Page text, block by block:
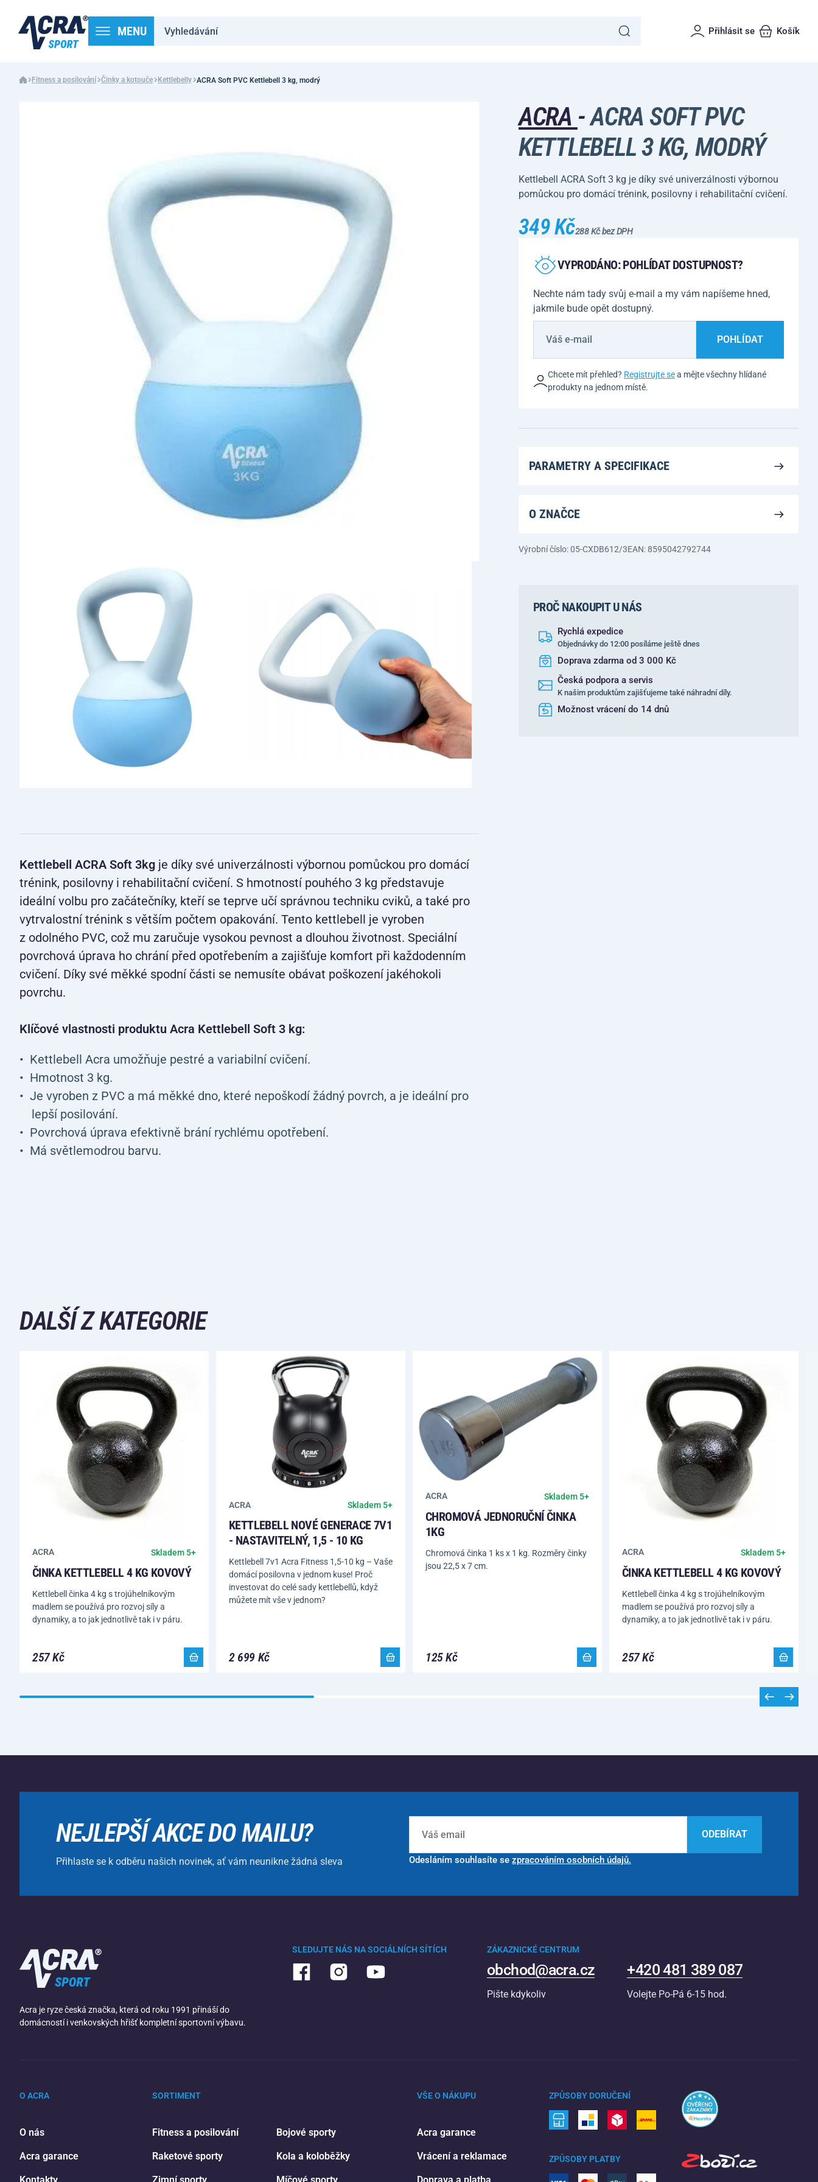
MENU Přihlásit se Košík
Fitness a posilování Činky a kotouče Kettlebelly ACRA Soft PVC Kettlebell 3 kg, modrý
ACRA -ACRA SOFT PVC
KETTLEBELL 3 KG, MODRÝ
Kettlebell ACRA Soft 3 kg je díky své univerzálnosti výbornou
pomůckou pro domácí trénink, posilovny i rehabilitační cvičení.
349 Kč288 Kč bez DPH
VYPRODÁNO: POHLÍDAT DOSTUPNOST?
Nechte nám tady svůj e-mail a my vám napíšeme hned,
jakmile bude opět dostupný.
POHLÍDAT
Chcete mít přehled? Registrujte sea mějte všechny hlídané
produkty na jednom místě.
PARAMETRY A SPECIFIKACE
O ZNAČCE
Výrobní číslo: 05-CXDB612/3EAN: 8595042792744
PROČ NAKOUPIT U NÁS
Rychlá expedice
Objednávky do 12:00 posíláme ještě dnes
Doprava zdarma od 3 000 Kč
Česká podpora a servis
K našim produktům zajišťujeme také náhradní díly.
Možnost vrácení do 14 dnů
Kettlebell ACRA Soft 3kg je díky své univerzálnosti výbornou pomůckou pro domácí
trénink, posilovny i rehabilitační cvičení. S hmotností pouhého 3 kg představuje
ideální volbu pro začátečníky, kteří se teprve učí správnou techniku cviků, a také pro
vytrvalostní trénink s větším počtem opakování. Tento kettlebell je vyroben
z odolného PVC, což mu zaručuje vysokou pevnost a dlouhou životnost. Speciální
povrchová úprava ho chrání před opotřebením a zajišťuje komfort při každodenním
cvičení. Díky své měkké spodní části se nemusíte obávat poškození jakéhokoli
povrchu.
Klíčové vlastnosti produktu Acra Kettlebell Soft 3 kg:
Kettlebell Acra umožňuje pestré a variabilní cvičení.
Hmotnost 3 kg.
Je vyroben z PVC a má měkké dno, které nepoškodí žádný povrch, a je ideální pro
lepší posilování.
Povrchová úprava efektivně brání rychlému opotřebení.
Má světlemodrou barvu.
DALŠÍ Z KATEGORIE
ACRA Skladem 5+
ČINKA KETTLEBELL 4 KG KOVOVÝ
Kettlebell činka 4 kg s trojúhelníkovým
madlem se používá pro rozvoj síly a
dynamiky, a to jak jednotlivě tak i v páru.
257 Kč
ACRA Skladem 5+
KETTLEBELL NOVÉ GENERACE 7V1
- NASTAVITELNÝ, 1,5 - 10 KG
Kettlebell 7v1 Acra Fitness 1,5-10 kg – Vaše
domácí posilovna v jednom kuse! Proč
investovat do celé sady kettlebellů, když
můžete mít vše v jednom?
2 699 Kč
ACRA Skladem 5+
CHROMOVÁ JEDNORUČNÍ ČINKA
1KG
Chromová činka 1 ks x 1 kg. Rozměry činky
jsou 22,5 x 7 cm.
125 Kč
ACRA Skladem 5+
ČINKA KETTLEBELL 4 KG KOVOVÝ
Kettlebell činka 4 kg s trojúhelníkovým
madlem se používá pro rozvoj síly a
dynamiky, a to jak jednotlivě tak i v páru.
257 Kč
NEJLEPŠÍ AKCE DO MAILU?
Přihlaste se k odběru našich novinek, ať vám neunikne žádná sleva
ODEBÍRAT
Odesláním souhlasíte se zpracováním osobních údajů.
Acra je ryze česká značka, která od roku 1991 přináší do
domácností i venkovských hřišť kompletní sportovní výbavu.
SLEDUJTE NÁS NA SOCIÁLNÍCH SÍTÍCH ZÁKAZNICKÉ CENTRUM
obchod@acra.cz
Pište kdykoliv
+420 481 389 087
Volejte Po-Pá 6-15 hod.
O ACRA
O nás
Acra garance
SORTIMENT
Fitness a posilování
Raketové sporty
Bojové sporty
Kola a koloběžky
VŠE O NÁKUPU
Acra garance
Vrácení a reklamace
ZPŮSOBY DORUČENÍ
ZPŮSOBY PLATBY